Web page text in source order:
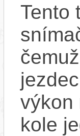
Tento
výkon
kole